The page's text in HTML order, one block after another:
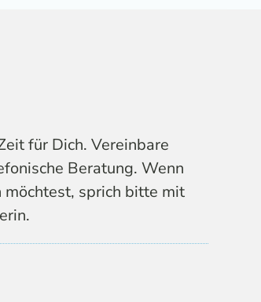
für Dich. Vereinbare
Beratung. Wenn
möchtest, sprich bitte mit